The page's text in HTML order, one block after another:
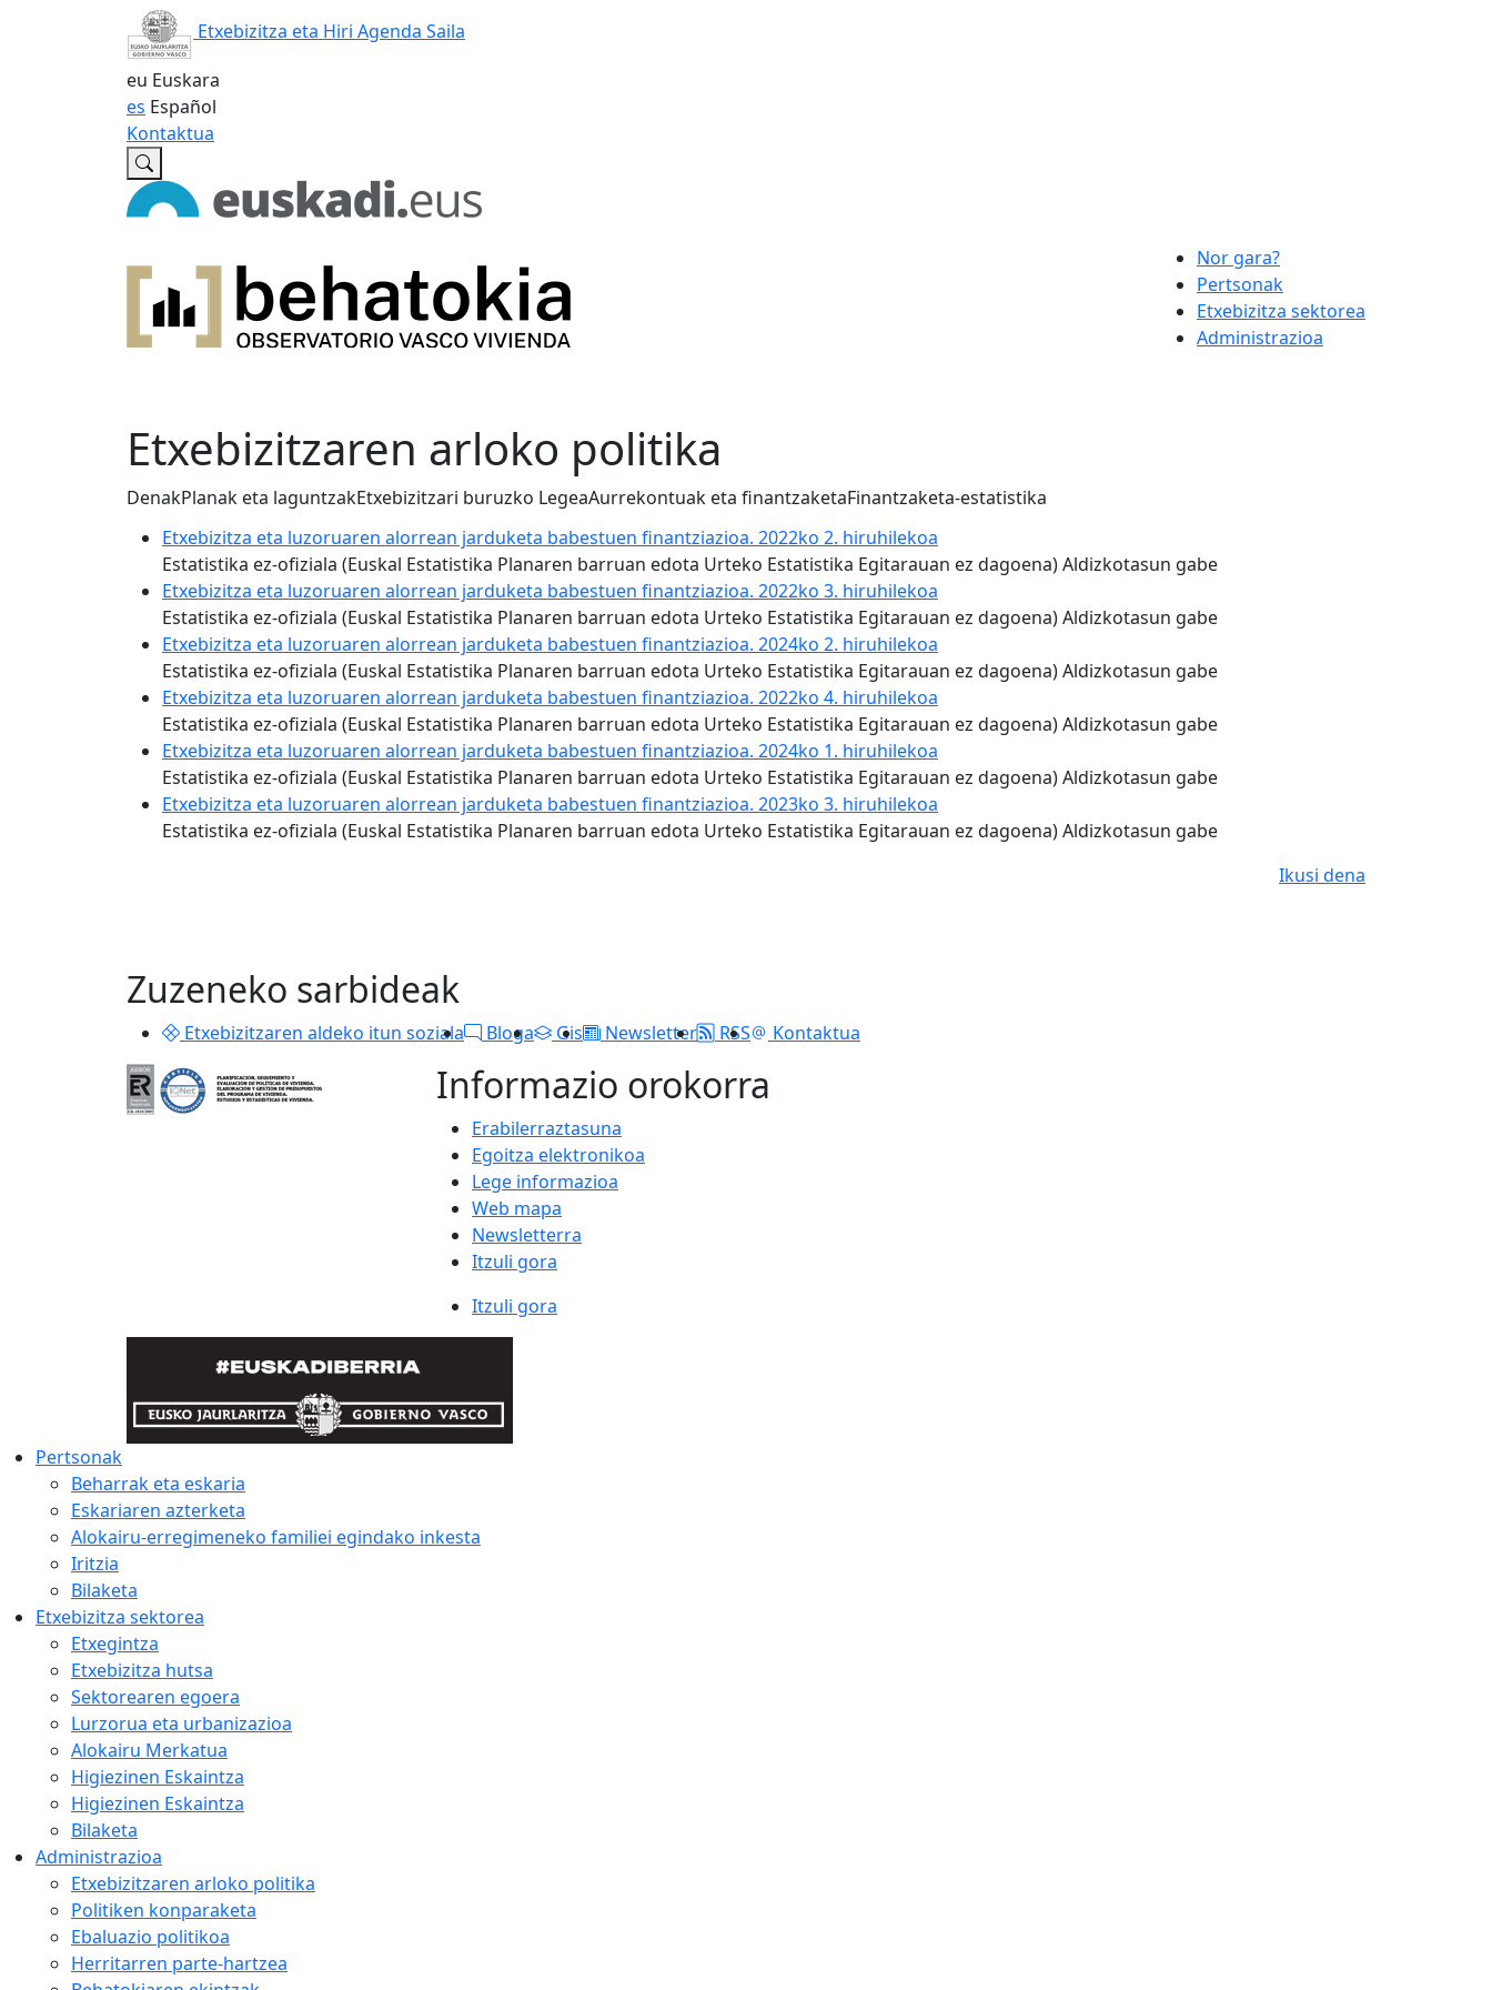
Etxebizitza eta Hiri Agenda Saila
eu Euskara
es Español
Kontaktua
Nor gara?
Pertsonak
Etxebizitza sektorea
Administrazioa
Etxebizitzaren arloko politika
DenakPlanak eta laguntzakEtxebizitzari buruzko LegeaAurrekontuak eta finantzaketaFinantzaketa-estatistika
Etxebizitza eta luzoruaren alorrean jarduketa babestuen finantziazioa. 2022ko 2. hiruhilekoa
Estatistika ez-ofiziala (Euskal Estatistika Planaren barruan edota Urteko Estatistika Egitarauan ez dagoena) Aldizkotasun gabe
Etxebizitza eta luzoruaren alorrean jarduketa babestuen finantziazioa. 2022ko 3. hiruhilekoa
Estatistika ez-ofiziala (Euskal Estatistika Planaren barruan edota Urteko Estatistika Egitarauan ez dagoena) Aldizkotasun gabe
Etxebizitza eta luzoruaren alorrean jarduketa babestuen finantziazioa. 2024ko 2. hiruhilekoa
Estatistika ez-ofiziala (Euskal Estatistika Planaren barruan edota Urteko Estatistika Egitarauan ez dagoena) Aldizkotasun gabe
Etxebizitza eta luzoruaren alorrean jarduketa babestuen finantziazioa. 2022ko 4. hiruhilekoa
Estatistika ez-ofiziala (Euskal Estatistika Planaren barruan edota Urteko Estatistika Egitarauan ez dagoena) Aldizkotasun gabe
Etxebizitza eta luzoruaren alorrean jarduketa babestuen finantziazioa. 2024ko 1. hiruhilekoa
Estatistika ez-ofiziala (Euskal Estatistika Planaren barruan edota Urteko Estatistika Egitarauan ez dagoena) Aldizkotasun gabe
Etxebizitza eta luzoruaren alorrean jarduketa babestuen finantziazioa. 2023ko 3. hiruhilekoa
Estatistika ez-ofiziala (Euskal Estatistika Planaren barruan edota Urteko Estatistika Egitarauan ez dagoena) Aldizkotasun gabe
Ikusi dena
Zuzeneko sarbideak
Etxebizitzaren aldeko itun soziala Bloga Gis Newsletter RSS Kontaktua
Informazio orokorra
Erabilerraztasuna
Egoitza elektronikoa
Lege informazioa
Web mapa
Newsletterra
Itzuli gora
Itzuli gora
Pertsonak
Beharrak eta eskaria
Eskariaren azterketa
Alokairu-erregimeneko familiei egindako inkesta
Iritzia
Bilaketa
Etxebizitza sektorea
Etxegintza
Etxebizitza hutsa
Sektorearen egoera
Lurzorua eta urbanizazioa
Alokairu Merkatua
Higiezinen Eskaintza
Higiezinen Eskaintza
Bilaketa
Administrazioa
Etxebizitzaren arloko politika
Politiken konparaketa
Ebaluazio politikoa
Herritarren parte-hartzea